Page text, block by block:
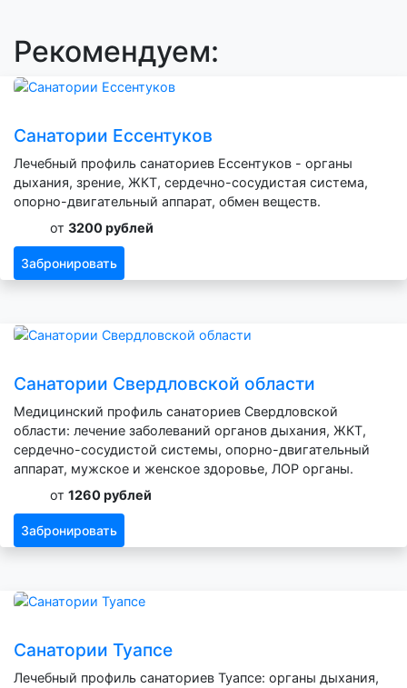
Рекомендуем:
Санатории Ессентуков
Лечебный профиль санаториев Ессентуков - органы
дыхания, зрение, ЖКТ, сердечно-сосудистая система,
опорно-двигательный аппарат, обмен веществ.
от 3200 рублей
Забронировать
Санатории Свердловской области
Медицинский профиль санаториев Свердловской
области: лечение заболеваний органов дыхания, ЖКТ,
сердечно-сосудистой системы, опорно-двигательный
аппарат, мужское и женское здоровье, ЛОР органы.
от 1260 рублей
Забронировать
Санатории Туапсе
Лечебный профиль санаториев Туапсе: органы дыхания,